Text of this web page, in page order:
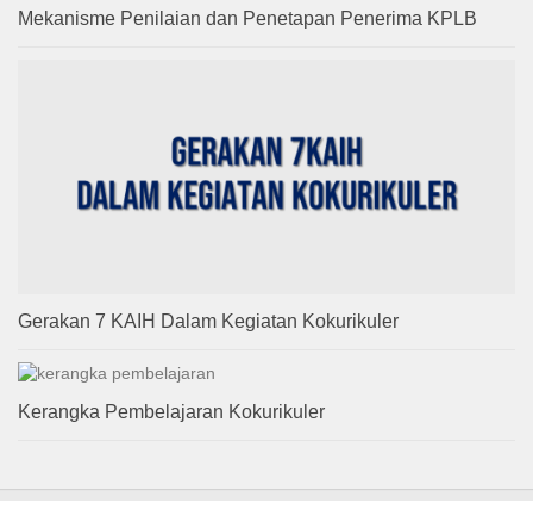
Mekanisme Penilaian dan Penetapan Penerima KPLB
Gerakan 7 KAIH Dalam Kegiatan Kokurikuler
Kerangka Pembelajaran Kokurikuler